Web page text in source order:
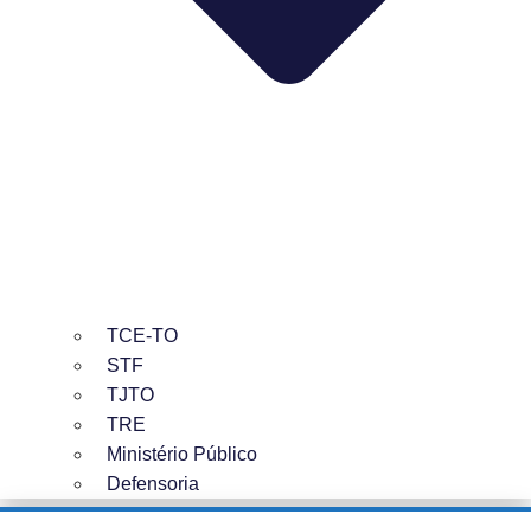
TCE-TO
STF
TJTO
TRE
Ministério Público
Defensoria